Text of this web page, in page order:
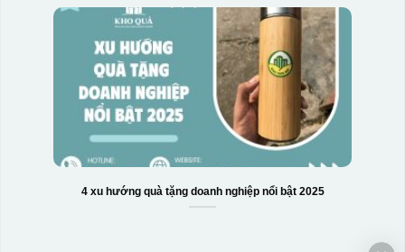
4 xu hướng quà tặng doanh nghiệp nổi bật 2025